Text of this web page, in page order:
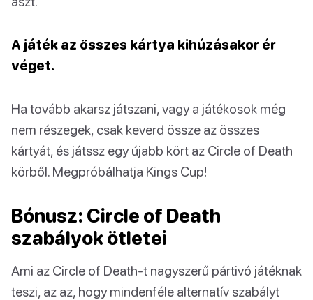
A játék az összes kártya kihúzásakor ér
véget.
Ha tovább akarsz játszani, vagy a játékosok még
nem részegek, csak keverd össze az összes
kártyát, és játssz egy újabb kört az Circle of Death
körből. Megpróbálhatja Kings Cup!
Bónusz: Circle of Death
szabályok ötletei
Ami az Circle of Death-t nagyszerű pártivó játéknak
teszi, az az, hogy mindenféle alternatív szabályt